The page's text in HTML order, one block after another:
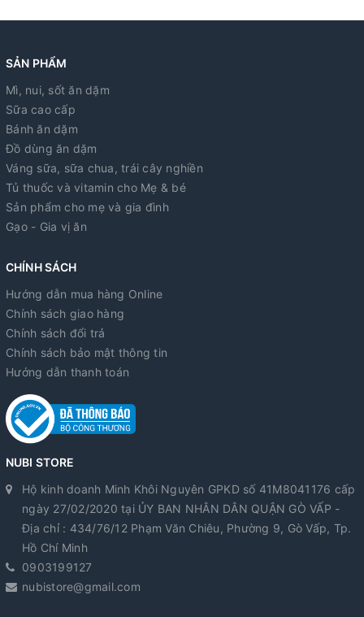
SẢN PHẨM
Mì, nui, sốt ăn dặm
Sữa cao cấp
Bánh ăn dặm
Đồ dùng ăn dặm
Váng sữa, sữa chua, trái cây nghiền
Tủ thuốc và vitamin cho Mẹ & bé
Sản phẩm cho mẹ và gia đình
Gạo - Gia vị ăn
CHÍNH SÁCH
Hướng dẫn mua hàng Online
Chính sách giao hàng
Chính sách đổi trả
Chính sách bảo mật thông tin
Hướng dẫn thanh toán
NUBI STORE
Hộ kinh doanh Minh Khôi Nguyên GPKD số 41M8041176 cấp
ngày 27/02/2020 tại ỦY BAN NHÂN DÂN QUẬN GÒ VẤP -
Địa chỉ : 434/76/12 Phạm Văn Chiêu, Phường 9, Gò Vấp, Tp.
Hồ Chí Minh
0903199127
nubistore@gmail.com